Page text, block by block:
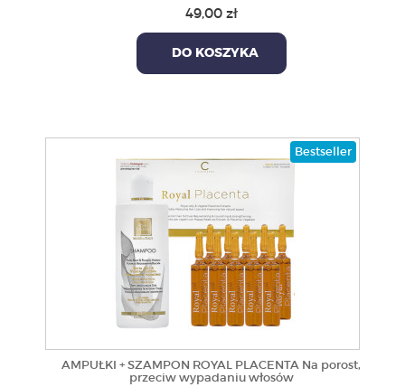
49,00 zł
DO KOSZYKA
Bestseller
AMPUŁKI + SZAMPON ROYAL PLACENTA Na porost,
przeciw wypadaniu włosów